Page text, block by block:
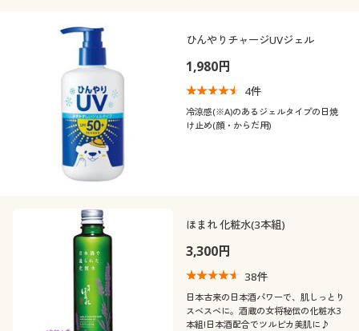
ひんやりチャージUVジェル
1,980円
4件
冷涼感(※A)のあるジェルタイプの日焼
け止め(顔・からだ用)
ほまれ 化粧水(3本組)
3,300円
38件
日本古来の日本酒パワーで、肌しっとり
スベスベに。酒蔵の女将秘伝の化粧水3
本組!日本酒配合でツルピカ美肌に♪